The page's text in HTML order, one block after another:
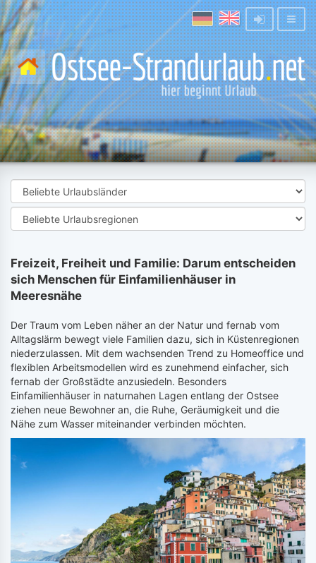
Freizeit, Freiheit und Familie: Darum entscheiden
sich Menschen für Einfamilienhäuser in
Meeresnähe
Der Traum vom Leben näher an der Natur und fernab vom
Alltagslärm bewegt viele Familien dazu, sich in Küstenregionen
niederzulassen. Mit dem wachsenden Trend zu Homeoffice und
flexiblen Arbeitsmodellen wird es zunehmend einfacher, sich
fernab der Großstädte anzusiedeln. Besonders
Einfamilienhäuser in naturnahen Lagen entlang der Ostsee
ziehen neue Bewohner an, die Ruhe, Geräumigkeit und die
Nähe zum Wasser miteinander verbinden möchten.